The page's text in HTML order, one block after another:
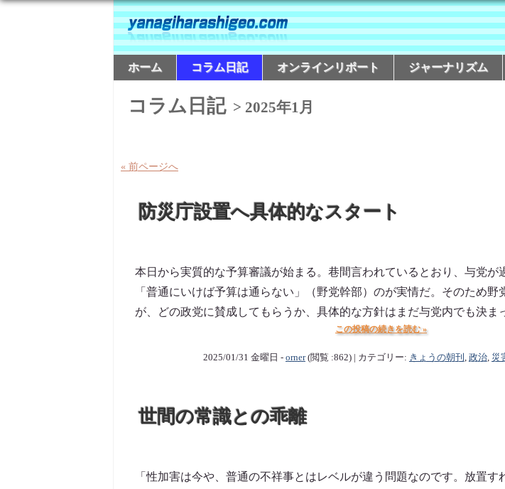
ホーム コラム日記 オンラインリポート ジャーナリズム
コラム日記> 2025年1月
« 前ページへ
防災庁設置へ具体的なスタート
本日から実質的な予算審議が始まる。巷間言われているとおり、与党が
「普通にいけば予算は通らない」（野党幹部）のが実情だ。そのため野
が、どの政党に賛成してもらうか、具体的な方針はまだ与党内でも決ま
この投稿の続きを読む »
2025/01/31 金曜日 - orner(閲覧 :862) | カテゴリー: きょうの朝刊 , 政治, 災
世間の常識との乖離
「性加害は今や、普通の不祥事とはレベルが違う問題なのです。放置す